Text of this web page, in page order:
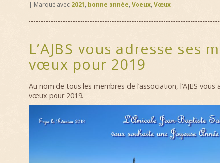
| Marqué avec 2021, bonne année, Voeux, Vœux
L’AJBS vous adresse ses
vœux pour 2019
Au nom de tous les membres de l’association, l’AJBS vous
vœux pour 2019.